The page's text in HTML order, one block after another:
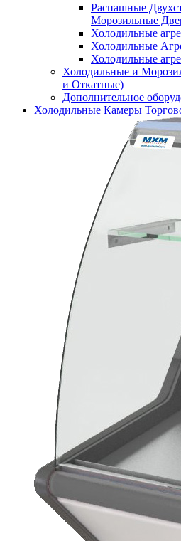
Распашные
Морозильные
Холодильные
Холодильные
Холодильные
Холодильные и
и Откатные)
Дополнительное
Холодильные Камеры